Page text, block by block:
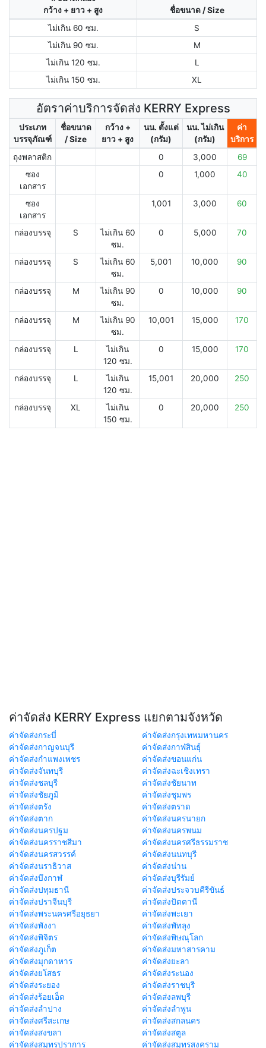
กว้าง + ยาว + สูง
ชื่อขนาด / Size
ไม่เกิน 60 ซม.
S
ไม่เกิน 90 ซม.
M
ไม่เกิน 120 ซม.
L
ไม่เกิน 150 ซม.
XL
อัตราค่าบริการจัดส่ง KERRY Express
ประเภท
บรรจุภัณฑ์
ชื่อขนาด
/ Size
กว้าง +
ยาว + สูง
นน. ตั้งแต่
(กรัม)
นน. ไม่เกิน
(กรัม)
ค่า
บริการ
ถุงพลาสติก
0 3,000
69
ซอง
เอกสาร
0 1,000 40
ซอง
เอกสาร
1,001 3,000 60
กล่องบรรจุ S
ไม่เกิน 60
ซม.
0 5,000 70
กล่องบรรจุ S
ไม่เกิน 60
ซม.
5,001 10,000 90
กล่องบรรจุ M
ไม่เกิน 90
ซม.
0 10,000 90
กล่องบรรจุ M
ไม่เกิน 90
ซม.
10,001 15,000 170
กล่องบรรจุ L
ไม่เกิน
120 ซม.
0 15,000 170
กล่องบรรจุ L
ไม่เกิน
120 ซม.
15,001 20,000 250
กล่องบรรจุ XL
ไม่เกิน
150 ซม.
0 20,000 250
ค่าจัดส่ง KERRY Express แยกตามจังหวัด
ค่าจัดส่งกระบี่
ค่าจัดส่งกรุงเทพมหานคร
ค่าจัดส่งกาญจนบุรี
ค่าจัดส่งกาฬสินธุ์
ค่าจัดส่งกำแพงเพชร
ค่าจัดส่งขอนแก่น
ค่าจัดส่งจันทบุรี
ค่าจัดส่งฉะเชิงเทรา
ค่าจัดส่งชลบุรี
ค่าจัดส่งชัยนาท
ค่าจัดส่งชัยภูมิ
ค่าจัดส่งชุมพร
ค่าจัดส่งตรัง
ค่าจัดส่งตราด
ค่าจัดส่งตาก
ค่าจัดส่งนครนายก
ค่าจัดส่งนครปฐม
ค่าจัดส่งนครพนม
ค่าจัดส่งนครราชสีมา
ค่าจัดส่งนครศรีธรรมราช
ค่าจัดส่งนครสวรรค์
ค่าจัดส่งนนทบุรี
ค่าจัดส่งนราธิวาส
ค่าจัดส่งน่าน
ค่าจัดส่งบึงกาฬ
ค่าจัดส่งบุรีรัมย์
ค่าจัดส่งปทุมธานี
ค่าจัดส่งประจวบคีรีขันธ์
ค่าจัดส่งปราจีนบุรี
ค่าจัดส่งปัตตานี
ค่าจัดส่งพระนครศรีอยุธยา
ค่าจัดส่งพะเยา
ค่าจัดส่งพังงา
ค่าจัดส่งพัทลุง
ค่าจัดส่งพิจิตร
ค่าจัดส่งพิษณุโลก
ค่าจัดส่งภูเก็ต
ค่าจัดส่งมหาสารคาม
ค่าจัดส่งมุกดาหาร
ค่าจัดส่งยะลา
ค่าจัดส่งยโสธร
ค่าจัดส่งระนอง
ค่าจัดส่งระยอง
ค่าจัดส่งราชบุรี
ค่าจัดส่งร้อยเอ็ด
ค่าจัดส่งลพบุรี
ค่าจัดส่งลำปาง
ค่าจัดส่งลำพูน
ค่าจัดส่งศรีสะเกษ
ค่าจัดส่งสกลนคร
ค่าจัดส่งสงขลา
ค่าจัดส่งสตูล
ค่าจัดส่งสมุทรปราการ
ค่าจัดส่งสมุทรสงคราม